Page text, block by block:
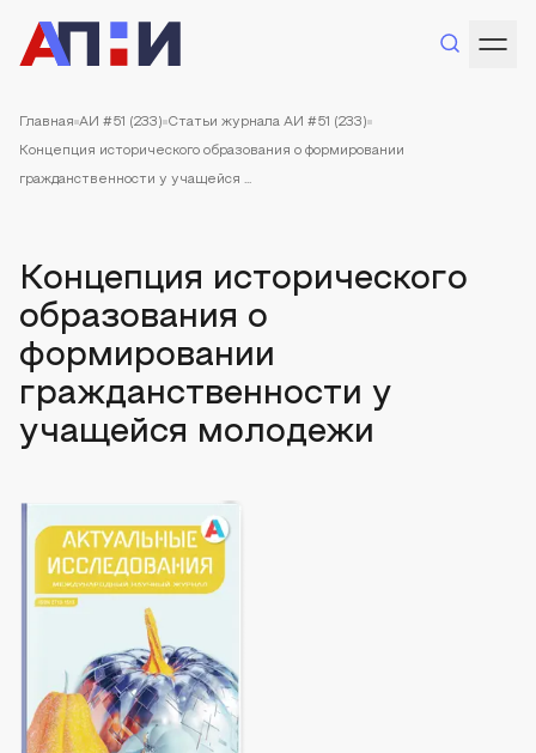
Главная АИ #51 (233) Статьи журнала АИ #51 (233)
Концепция исторического образования о формировании
гражданственности у учащейся ...
Концепция исторического
образования о
формировании
гражданственности у
учащейся молодежи